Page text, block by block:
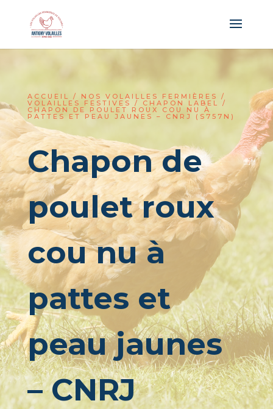
ACCUEIL / NOS VOLAILLES FERMIÈRES /
VOLAILLES FESTIVES / CHAPON LABEL /
CHAPON DE POULET ROUX COU NU À
PATTES ET PEAU JAUNES – CNRJ (S757N)
Chapon de
poulet roux
cou nu à
pattes et
peau jaunes
– CNRJ